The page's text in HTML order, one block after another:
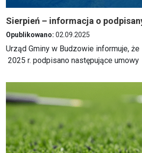
Sierpień – informacja o
Opublikowano: 02.09.2025
Urząd Gminy w Budzowie informuje,
2025 r. podpisano następujące umowy